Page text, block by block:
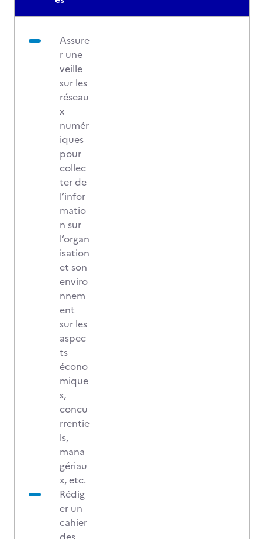
Assure
r une
veille
sur les
réseau
x
numér
iques
pour
collec
ter de
l’infor
matio
n sur
l’organ
isation
et son
enviro
nnem
ent
sur les
aspec
ts
écono
mique
s,
concu
rrentie
ls,
mana
gériau
x, etc.
Rédig
er un
cahier